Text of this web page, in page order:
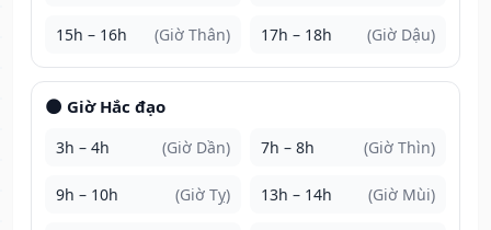
15h – 16h (Giờ Thân) 17h – 18h (Giờ Dậu)
🌑 Giờ Hắc đạo
3h – 4h (Giờ Dần) 7h – 8h (Giờ Thìn)
9h – 10h (Giờ Tỵ) 13h – 14h (Giờ Mùi)